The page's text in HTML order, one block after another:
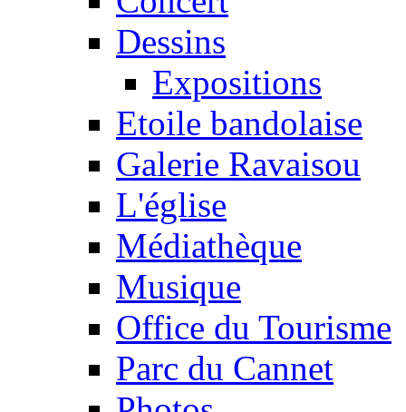
Dessins
Expositions
Etoile bandolaise
Galerie Ravaisou
L'église
Médiathèque
Musique
Office du Tourisme
Parc du Cannet